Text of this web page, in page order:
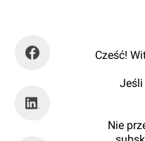
Cześć!
Jeśli
Nie